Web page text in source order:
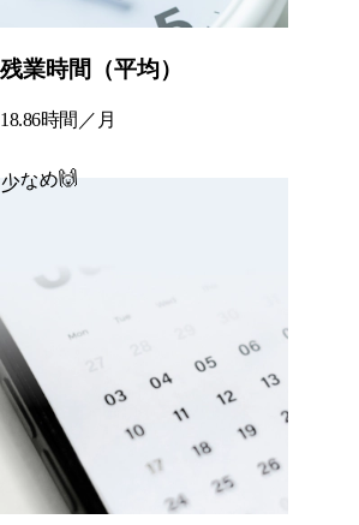
残業時間（平均）
18.86時間／月
少なめ🙌